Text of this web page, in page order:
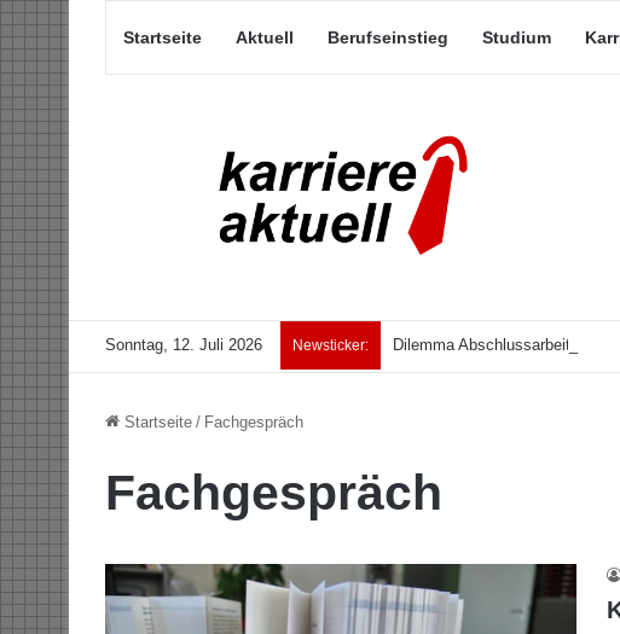
Startseite Aktuell Berufseinstieg Studium
Sonntag, 12. Juli 2026 Newsticker: Dilemma Abschlussarbeit: Was
Startseite / Fachgespräch
Fachgespräch